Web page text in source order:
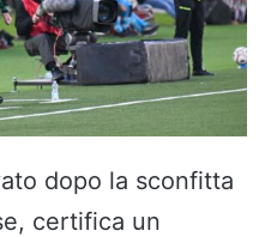
dopo la sconfitta
certifica un